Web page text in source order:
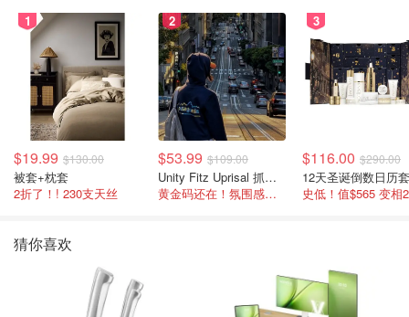
1
$19.99 $130.00
被套+枕套
2折了！! 230支天丝
2
$53.99 $109.00
Unity Fitz Uprisal 抓绒卫衣
黄金码还在！氛围感之神
3
$116.00 $290.00
12天圣诞倒数日历
史低！值$565 变相
猜你喜欢